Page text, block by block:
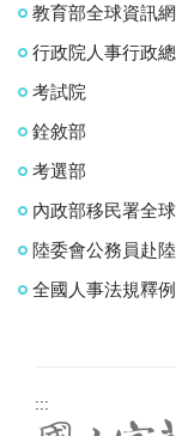
教育部全球資訊網
行政院人事行政
考試院
銓敘部
考選部
內政部移民署全
陸委會公務員赴
全國人事法規釋例
:::